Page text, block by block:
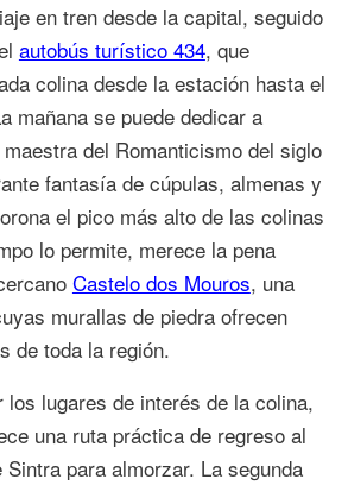
en tren desde la capital, seguido
autobús turístico 434, que
colina desde la estación hasta el
mañana se puede dedicar a
del Romanticismo del siglo
fantasía de cúpulas, almenas y
el pico más alto de las colinas
lo permite, merece la pena
Castelo dos Mouros, una
murallas de piedra ofrecen
de toda la región.
los lugares de interés de la colina,
una ruta práctica de regreso al
para almorzar. La segunda